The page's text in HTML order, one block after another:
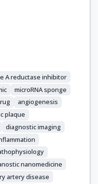
A reductase inhibitor
microRNA sponge
angiogenesis
plaque
diagnostic imaging
nanomedicine
artery disease